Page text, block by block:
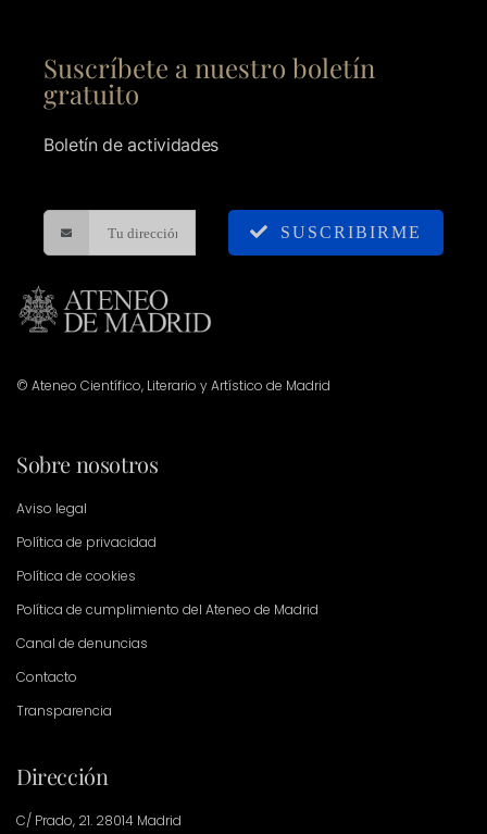
Suscríbete a nuestro boletín
gratuito
Boletín de actividades
SUSCRIBIRME
© Ateneo Científico, Literario y Artístico de Madrid
Sobre nosotros
Aviso legal
Política de privacidad
Política de cookies
Política de cumplimiento del Ateneo de Madrid
Canal de denuncias
Contacto
Transparencia
Dirección
C/ Prado, 21. 28014 Madrid